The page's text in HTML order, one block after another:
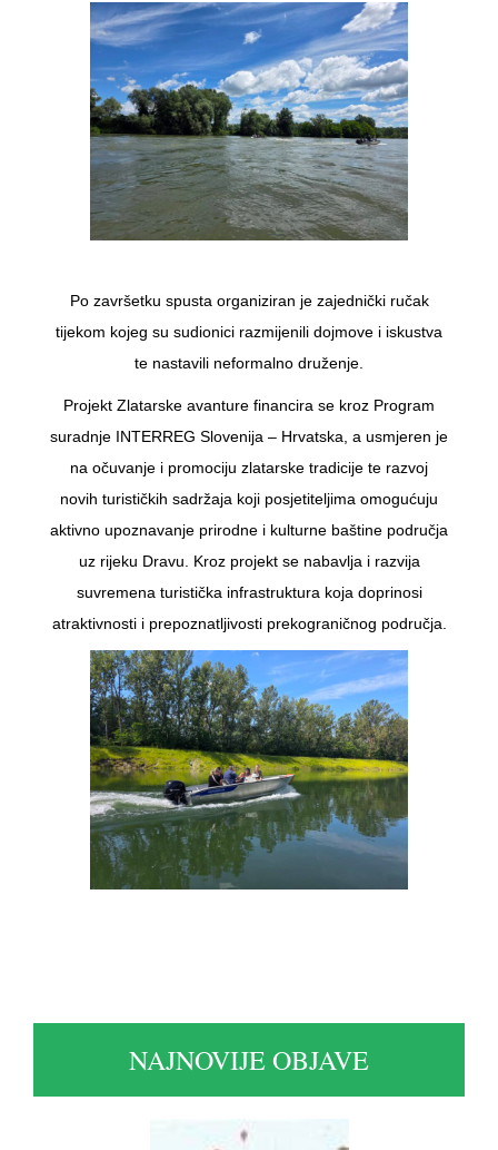
Po završetku spusta organiziran je zajednički ručak
tijekom kojeg su sudionici razmijenili dojmove i iskustva
te nastavili neformalno druženje.
Projekt Zlatarske avanture financira se kroz Program
suradnje INTERREG Slovenija – Hrvatska, a usmjeren je
na očuvanje i promociju zlatarske tradicije te razvoj
novih turističkih sadržaja koji posjetiteljima omogućuju
aktivno upoznavanje prirodne i kulturne baštine područja
uz rijeku Dravu. Kroz projekt se nabavlja i razvija
suvremena turistička infrastruktura koja doprinosi
atraktivnosti i prepoznatljivosti prekograničnog područja.
NAJNOVIJE OBJAVE